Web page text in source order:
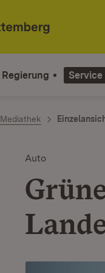
Regierung Service
Mediathek
Auto